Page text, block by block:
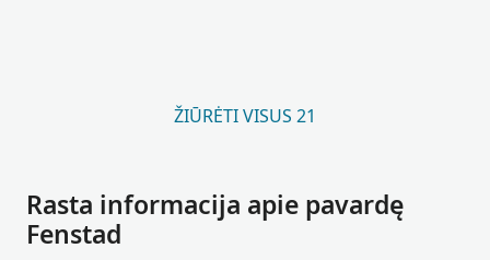
ŽIŪRĖTI VISUS 21
Rasta informacija apie pavardę
Fenstad